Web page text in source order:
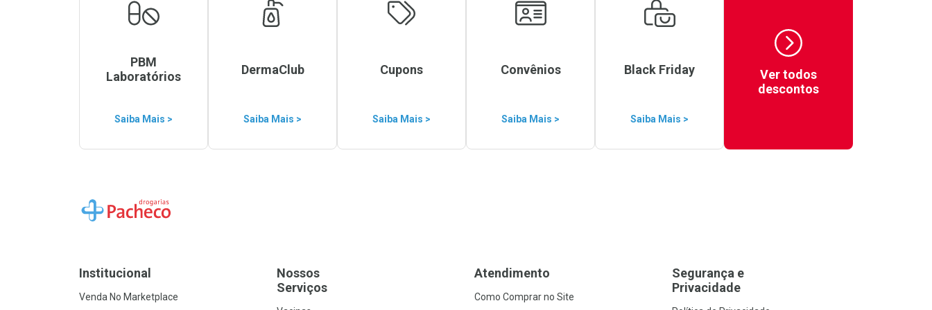
PBM
Laboratórios
Saiba Mais >
DermaClub
Saiba Mais >
Cupons
Saiba Mais >
Convênios
Saiba Mais >
Black Friday
Saiba Mais >
Ver todos
descontos
Ir para a Home
Institucional
Venda No Marketplace
Nossos
Serviços
Atendimento
Como Comprar no Site
Segurança e
Privacidade